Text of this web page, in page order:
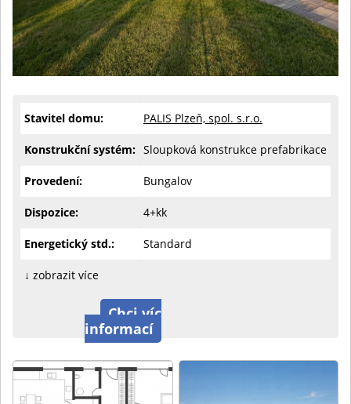
Stavitel domu: PALIS Plzeň, spol. s.r.o.
Konstrukční systém: Sloupková konstrukce prefabrikace
Provedení: Bungalov
Dispozice: 4+kk
Energetický std.: Standard
↓ zobrazit více
Chci víc
informací